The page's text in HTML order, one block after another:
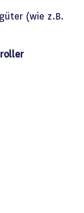
(wie z.B.